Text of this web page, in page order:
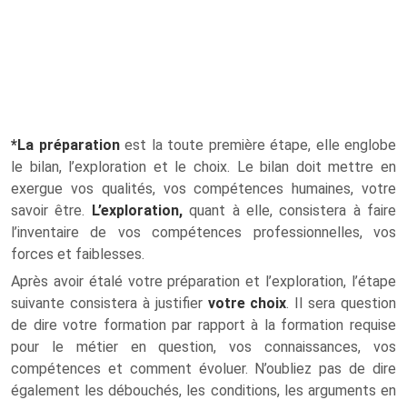
*La préparationest la toute première étape, elle englobe
le bilan, l’exploration et le choix. Le bilan doit mettre en
exergue vos qualités, vos compétences humaines, votre
savoir être. L’exploration,quant à elle, consistera à faire
l’inventaire de vos compétences professionnelles, vos
forces et faiblesses.
Après avoir étalé votre préparation et l’exploration, l’étape
suivante consistera à justifier votre choix. Il sera question
de dire votre formation par rapport à la formation requise
pour le métier en question, vos connaissances, vos
compétences et comment évoluer. N’oubliez pas de dire
également les débouchés, les conditions, les arguments en